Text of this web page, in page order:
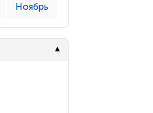
Ноябрь